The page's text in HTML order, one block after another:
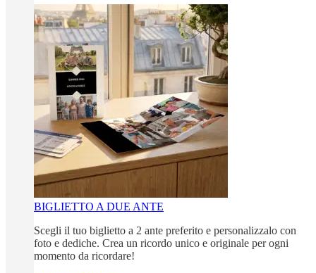
BIGLIETTO A DUE ANTE
Scegli il tuo biglietto a 2 ante preferito e personalizzalo con
foto e dediche. Crea un ricordo unico e originale per ogni
momento da ricordare!